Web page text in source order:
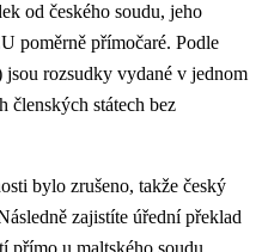
od českého soudu, jeho
poměrně přímočaré. Podle
rozsudky vydané v jednom
členských státech bez
bylo zrušeno, takže český
zajistíte úřední překlad